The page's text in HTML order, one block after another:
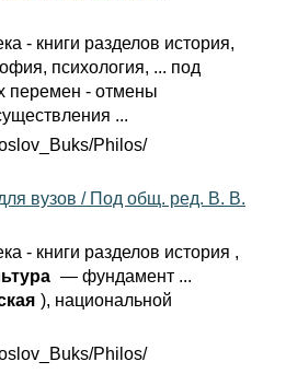
- книги разделов история,
психология, ... под
перемен - отмены
...
Philos/
вузов / Под общ. ред. В. В.
- книги разделов история ,
— фундамент ...
), национальной
Philos/